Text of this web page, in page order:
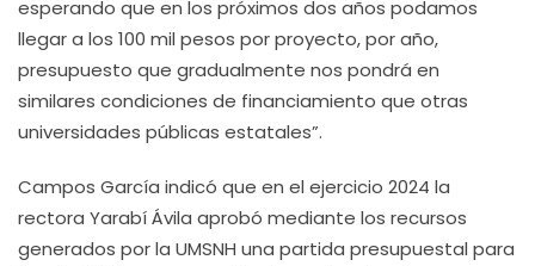
esperando que en los próximos dos años podamos
llegar a los 100 mil pesos por proyecto, por año,
presupuesto que gradualmente nos pondrá en
similares condiciones de financiamiento que otras
universidades públicas estatales”.
Campos García indicó que en el ejercicio 2024 la
rectora Yarabí Ávila aprobó mediante los recursos
generados por la UMSNH una partida presupuestal para